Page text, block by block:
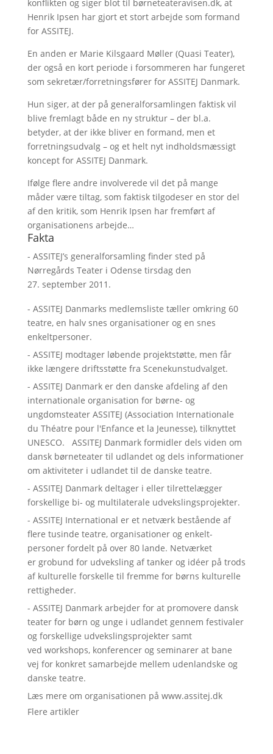
konflikten og siger blot til børneteateravisen.dk, at
Henrik Ipsen har gjort et stort arbejde som formand
for ASSITEJ.
En anden er Marie Kilsgaard Møller (Quasi Teater),
der også en kort periode i forsommeren har fungeret
som sekretær/forretningsfører for ASSITEJ Danmark.
Hun siger, at der på generalforsamlingen faktisk vil
blive fremlagt både en ny struktur – der bl.a.
betyder, at der ikke bliver en formand, men et
forretningsudvalg – og et helt nyt indholdsmæssigt
koncept for ASSITEJ Danmark.
Ifølge flere andre involverede vil det på mange
måder være tiltag, som faktisk tilgodeser en stor del
af den kritik, som Henrik Ipsen har fremført af
organisationens arbejde…
Fakta
- ASSITEJ’s generalforsamling finder sted på
Nørregårds Teater i Odense tirsdag den
27. september 2011.
- ASSITEJ Danmarks medlemsliste tæller omkring 60
teatre, en halv snes organisationer og en snes
enkeltpersoner.
- ASSITEJ modtager løbende projektstøtte, men får
ikke længere driftsstøtte fra Scenekunstudvalget.
- ASSITEJ Danmark er den danske afdeling af den
internationale organisation for børne- og
ungdomsteater ASSITEJ (Association Internationale
du Théatre pour l'Enfance et la Jeunesse), tilknyttet
UNESCO. ASSITEJ Danmark formidler dels viden om
dansk børneteater til udlandet og dels informationer
om aktiviteter i udlandet til de danske teatre.
- ASSITEJ Danmark deltager i eller tilrettelægger
forskellige bi- og multilaterale udvekslingsprojekter.
- ASSITEJ International er et netværk bestående af
flere tusinde teatre, organisationer og enkelt-
personer fordelt på over 80 lande. Netværket
er grobund for udveksling af tanker og idéer på trods
af kulturelle forskelle til fremme for børns kulturelle
rettigheder.
- ASSITEJ Danmark arbejder for at promovere dansk
teater for børn og unge i udlandet gennem festivaler
og forskellige udvekslingsprojekter samt
ved workshops, konferencer og seminarer at bane
vej for konkret samarbejde mellem udenlandske og
danske teatre.
Læs mere om organisationen på www.assitej.dk
Flere artikler